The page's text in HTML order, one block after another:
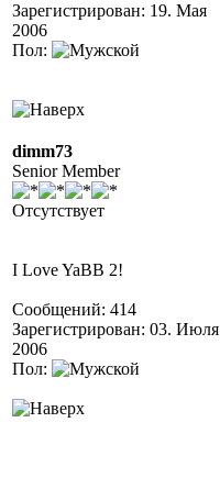
Зарегистрирован: 19. Мая
2006
Пол:
dimm73
Senior Member
Отсутствует
I Love YaBB 2!
Сообщений: 414
Зарегистрирован: 03. Июля
2006
Пол: